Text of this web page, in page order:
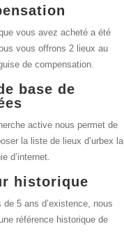
vous avez acheté a été
vous offrons 2 lieux au
de compensation.
base de
active nous permet de
la liste de lieux d’urbex la
d’internet.
historique
de 5 ans d’existence, nous
référence historique de